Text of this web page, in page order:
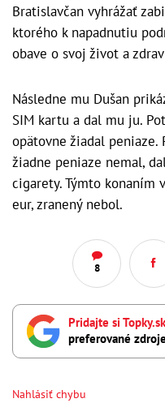
Bratislavčan vyhrážať
ktorého k napadnutiu
obave o svoj život a
Následne mu Dušan
SIM kartu a dal mu ju.
opätovne žiadal peniaze.
žiadne peniaze nemal,
cigarety. Týmto konaním
eur, zranený nebol.
8
Pridajte si Topky.sk
preferované
Nahlásiť chybu